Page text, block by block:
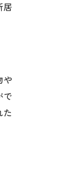
居
や
で
た